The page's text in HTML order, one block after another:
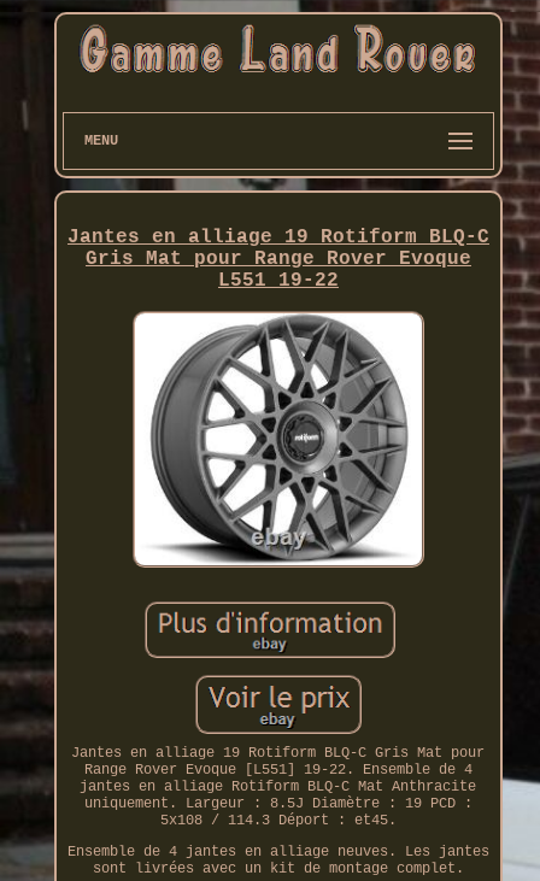
MENU
Jantes en alliage 19 Rotiform BLQ-C
Gris Mat pour Range Rover Evoque
L551 19-22
Jantes en alliage 19 Rotiform BLQ-C Gris Mat pour
Range Rover Evoque [L551] 19-22. Ensemble de 4
jantes en alliage Rotiform BLQ-C Mat Anthracite
uniquement. Largeur : 8.5J Diamètre : 19 PCD :
5x108 / 114.3 Déport : et45.
Ensemble de 4 jantes en alliage neuves. Les jantes
sont livrées avec un kit de montage complet.